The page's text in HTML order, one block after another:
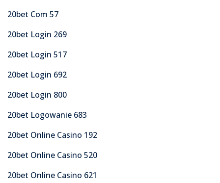
20bet Com 57
20bet Login 269
20bet Login 517
20bet Login 692
20bet Login 800
20bet Logowanie 683
20bet Online Casino 192
20bet Online Casino 520
20bet Online Casino 621